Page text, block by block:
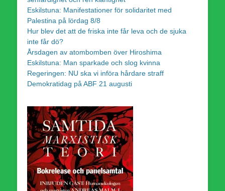
Eskilstuna: Manifestationer för solidaritet med
Palestina på lördag 8/8
Hur blev det att de friska inte får leva och de sjuka
inte får dö?
Årsdagen av atombomben över Hiroshima
Eskilstuna: Man sparkade och slog kvinna
Regeringen: NU ska vi införa hårdare straff
Demokratidag på ABF 21 augusti